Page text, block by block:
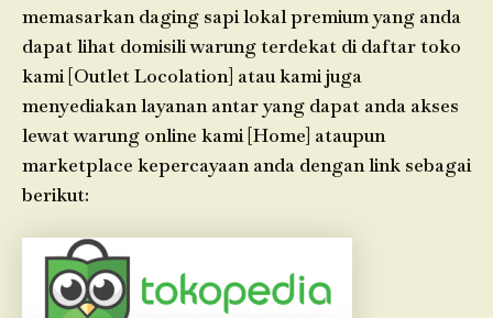
memasarkan daging sapi lokal premium yang anda
dapat lihat domisili warung terdekat di daftar toko
kami [Outlet Locolation] atau kami juga
menyediakan layanan antar yang dapat anda akses
lewat warung online kami [Home] ataupun
marketplace kepercayaan anda dengan link sebagai
berikut: